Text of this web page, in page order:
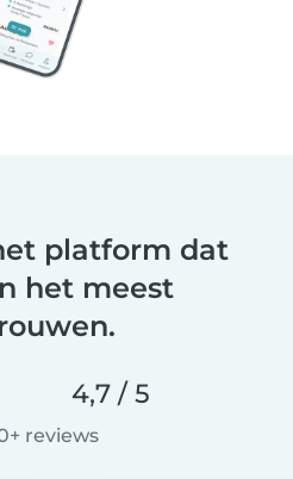
platform dat
het meest
4,7 / 5
reviews